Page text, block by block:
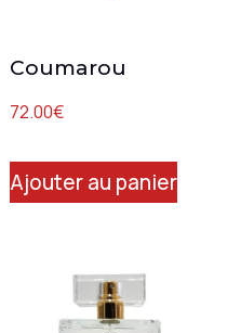
Coumarou
72.00€
Ajouter au panier